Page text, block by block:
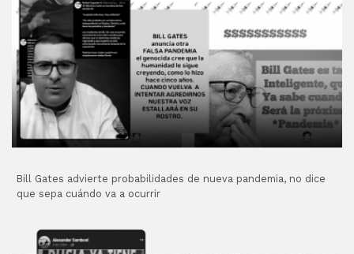
Bill Gates advierte probabilidades de nueva pandemia, no dice
que sepa cuándo va a ocurrir